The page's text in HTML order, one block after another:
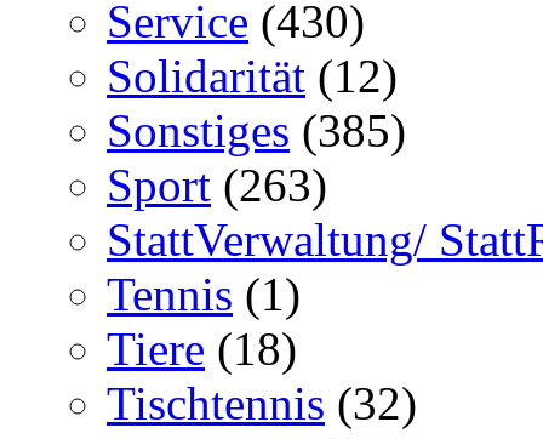
Service (430)
Solidarität (12)
Sonstiges (385)
Sport (263)
StattVerwaltung/
Tennis (1)
Tiere (18)
Tischtennis (32)